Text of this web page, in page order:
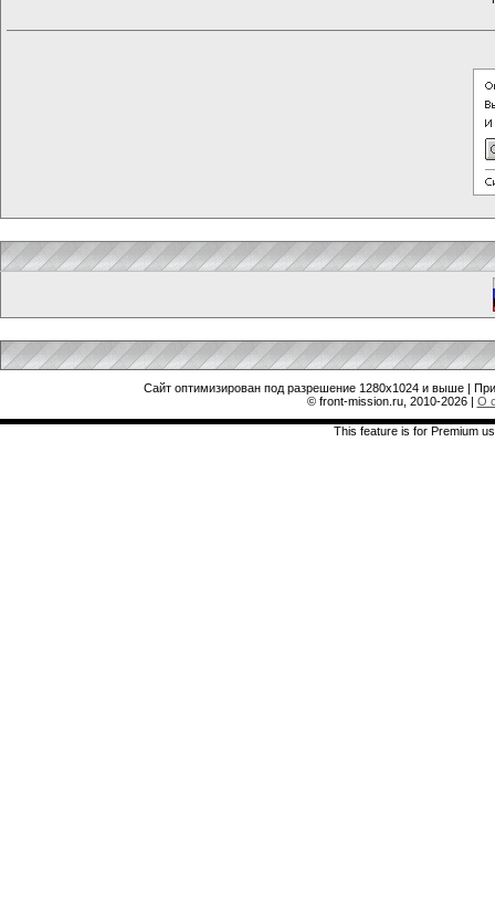
Сайт оптимизирован под разрешение 1280x1024 и выше |
© front-mission.ru, 2010-2026| О
This feature is for Premium